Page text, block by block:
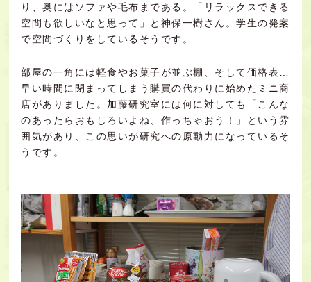
り、奥にはソファや毛布まである。「リラックスできる
空間も欲しいなと思って」と神保一樹さん。学生の発案
で空間づくりをしているそうです。
部屋の一角には軽食やお菓子が並ぶ棚、そして価格表…
早い時間に閉まってしまう購買の代わりに始めたミニ商
店がありました。加藤研究室には何に対しても「こんな
のあったらおもしろいよね、作っちゃおう！」という雰
囲気があり、この思いが研究への原動力になっているそ
うです。